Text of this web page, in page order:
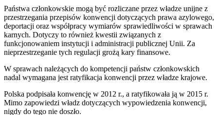
Państwa członkowskie mogą być rozliczane przez władze unijne z
przestrzegania przepisów konwencji dotyczących prawa azylowego,
deportacji oraz współpracy wymiarów sprawiedliwości w sprawach
karnych. Dotyczy to również kwestii związanych z
funkcjonowaniem instytucji i administracji publicznej Unii. Za
nieprzestrzeganie tych regulacji grożą kary finansowe.
W sprawach należących do kompetencji państw członkowskich
nadal wymagana jest ratyfikacja konwencji przez władze krajowe.
Polska podpisała konwencję w 2012 r., a ratyfikowała ją w 2015 r.
Mimo zapowiedzi władz dotyczących wypowiedzenia konwencji,
nigdy do tego nie doszło.